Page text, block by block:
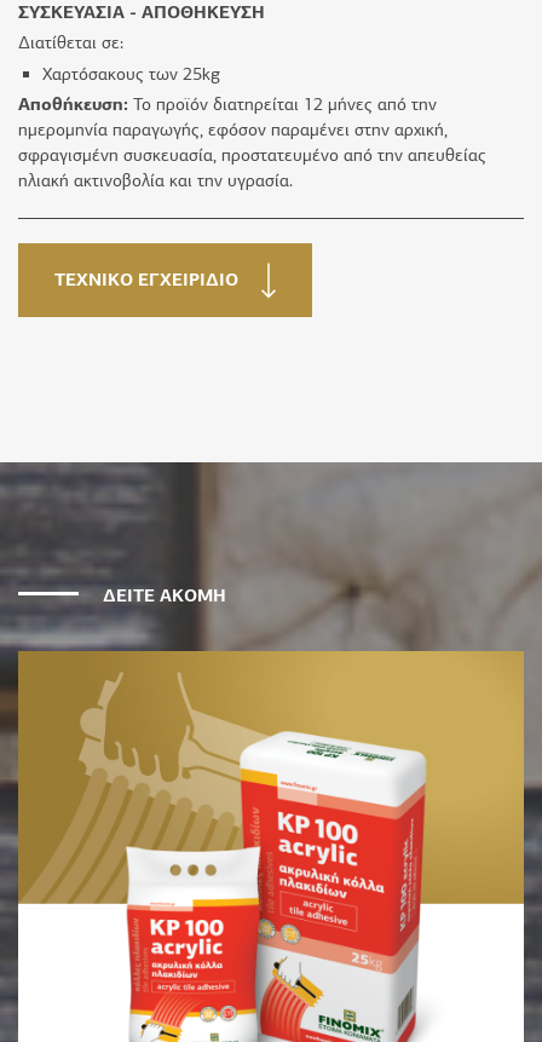
ΣΥΣΚΕΥΑΣΙΑ - ΑΠΟΘΗΚΕΥΣΗ
Διατίθεται σε:
Χαρτόσακους των 25kg
Αποθήκευση: Το προϊόν διατηρείται 12 μήνες από την
ημερομηνία παραγωγής, εφόσον παραμένει στην αρχική,
σφραγισμένη συσκευασία, προστατευμένο από την απευθείας
ηλιακή ακτινοβολία και την υγρασία.
ΤΕΧΝΙΚΟ ΕΓΧΕΙΡΙΔΙΟ
ΔΕΙΤΕ ΑΚΟΜΗ